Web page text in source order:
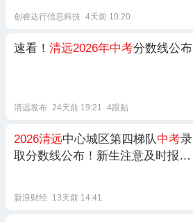
创睿达行信息科技 4天前 10:20
速看！ 清远2026年中考分数线公布
清远发布 24天前 19:21 4跟贴
2026清远中心城区第四梯队中考录
取分数线公布！新生注意及时报到
新浪财经 13天前 14:41